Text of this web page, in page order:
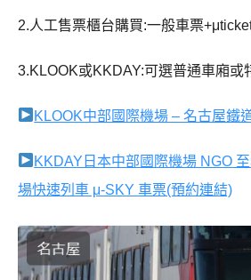
2.人工售票櫃台購買:一般車票
3.KLOOK或KKDAY:可選普通車廂或
KLOOK中部國際機場 – 名古屋鐵
KKDAY日本中部國際機場 NGO
場快速列車 μ-SKY 車票(預約連結)